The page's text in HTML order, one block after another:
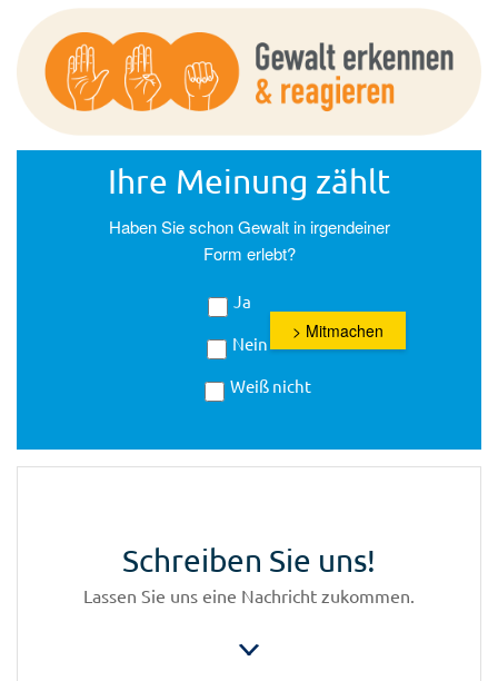
Ihre Meinung zählt
Haben Sie schon Gewalt in irgendeiner
Form erlebt?
Ja
Nein
Weiß nicht
> Mitmachen
Schreiben Sie uns!
Lassen Sie uns eine Nachricht zukommen.